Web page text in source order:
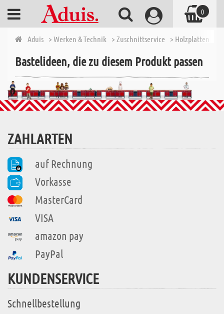
Aduis > Werken & Technik > Zuschnittservice > Holzplatten
Bastelideen, die zu diesem Produkt passen
ZAHLARTEN
auf Rechnung
Vorkasse
MasterCard
VISA
amazon pay
PayPal
KUNDENSERVICE
Schnellbestellung
0